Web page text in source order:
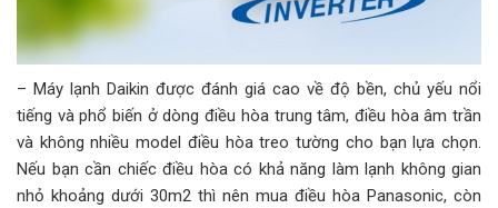
– Máy lạnh Daikin được đánh giá cao về độ bền, chủ yếu nổi
tiếng và phổ biến ở dòng điều hòa trung tâm, điều hòa âm trần
và không nhiều model điều hòa treo tường cho bạn lựa chọn.
Nếu bạn cần chiếc điều hòa có khả năng làm lạnh không gian
nhỏ khoảng dưới 30m2 thì nên mua điều hòa Panasonic, còn